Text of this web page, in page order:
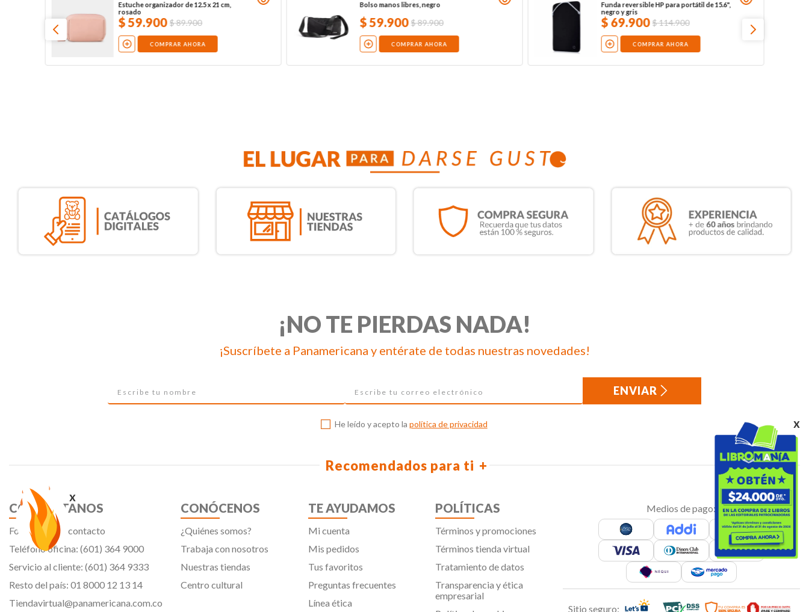
x
x
Estuche organizador de 12.5 x 21 cm,
rosado
$59.900 $89.900
COMPRAR AHORA
Bolso manos libres, negro
$59.900 $89.900
COMPRAR AHORA
Funda reversible HP para portátil de 15.6",
negro y gris
$69.900 $114.900
COMPRAR AHORA
¡NO TE PIERDAS NADA!
¡Suscríbete a Panamericana y entérate de todas nuestras novedades!
ENVIAR
He leído y acepto la política de privacidad
Recomendados para ti
CONTÁCTANOS
Formulario de contacto
Teléfono oficina: (601) 364 9000
Servicio al cliente: (601) 364 9333
Resto del país: 01 8000 12 13 14
Tiendavirtual@panamericana.com.co
CONÓCENOS
¿Quiénes somos?
Trabaja con nosotros
Nuestras tiendas
Centro cultural
TE AYUDAMOS
Mi cuenta
Mis pedidos
Tus favoritos
Preguntas frecuentes
Línea ética
POLÍTICAS
Términos y promociones
Términos tienda virtual
Tratamiento de datos
Transparencia y ética
empresarial
Medios de pago:
Sitio seguro: